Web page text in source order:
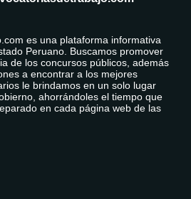
es una plataforma informativa
Peruano. Buscamos promover
de los concursos públicos, además
a encontrar a los mejores
le brindamos en un solo lugar
ahorrándoles el tiempo que
en cada página web de las